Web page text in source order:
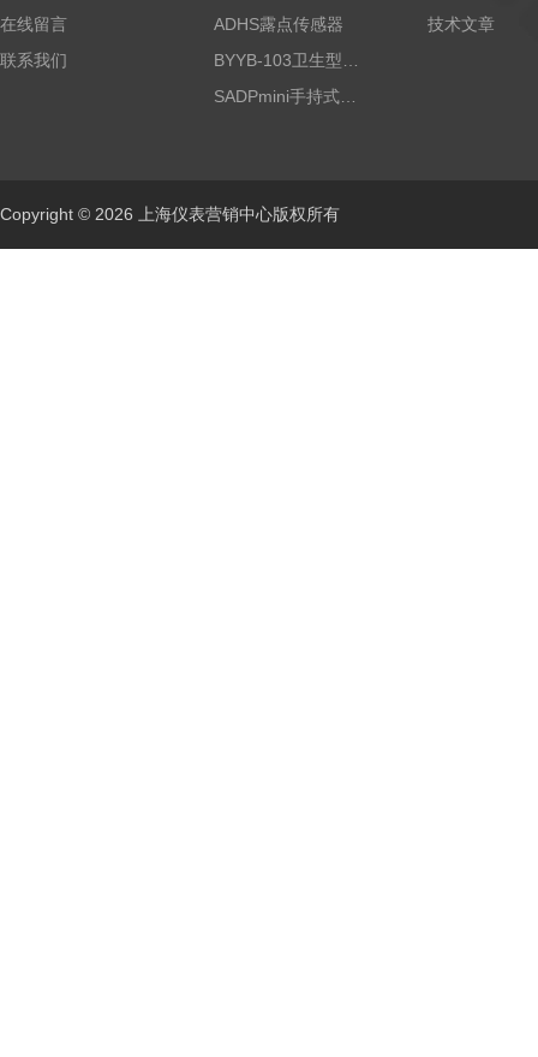
在线留言
联系我们
ADHS露点传感器
技术文章
Copyright © 2026 上海仪表营销中心版权所有